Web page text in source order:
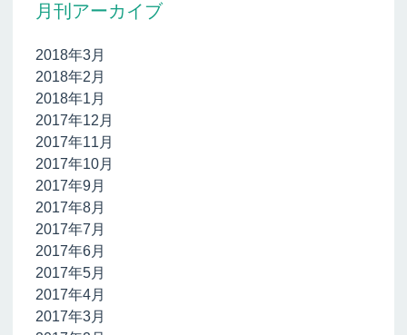
月刊アーカイブ
2018年3月
2018年2月
2018年1月
2017年12月
2017年11月
2017年10月
2017年9月
2017年8月
2017年7月
2017年6月
2017年5月
2017年4月
2017年3月